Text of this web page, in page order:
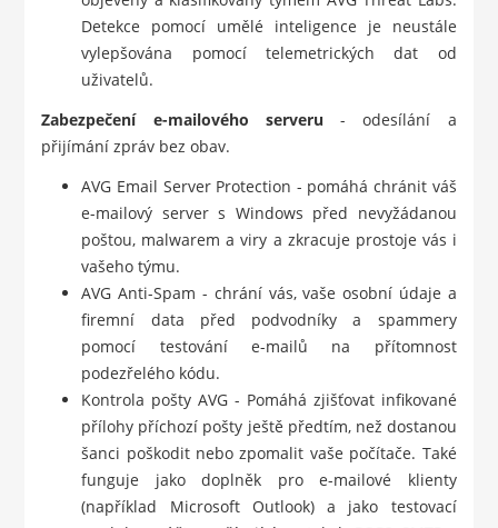
Detekce pomocí umělé inteligence je neustále
vylepšována pomocí telemetrických dat od
uživatelů.
Zabezpečení e-mailového serveru - odesílání a
přijímání zpráv bez obav.
AVG Email Server Protection - pomáhá chránit váš
e-mailový server s Windows před nevyžádanou
poštou, malwarem a viry a zkracuje prostoje vás i
vašeho týmu.
AVG Anti-Spam - chrání vás, vaše osobní údaje a
firemní data před podvodníky a spammery
pomocí testování e-mailů na přítomnost
podezřelého kódu.
Kontrola pošty AVG - Pomáhá zjišťovat infikované
přílohy příchozí pošty ještě předtím, než dostanou
šanci poškodit nebo zpomalit vaše počítače. Také
funguje jako doplněk pro e-mailové klienty
(například Microsoft Outlook) a jako testovací